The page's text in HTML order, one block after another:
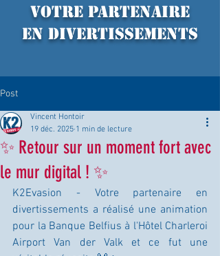
VOTRE PARTENAIRE
EN DIVERTISSEMENTS
Post
✨ Retour sur un moment fort avec
le mur digital ! ✨
Vincent Hontoir
19 déc. 2025 1 min de lecture
K2Evasion - Votre partenaire en
divertissements a réalisé une animation
pour la Banque Belfius à l'Hôtel Charleroi
Airport Van der Valk et ce fut une